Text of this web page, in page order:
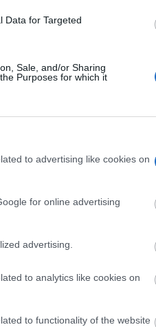
Data for Targeted
Sale, and/or Sharing
Purposes for which it
to advertising like cookies on
for online advertising
advertising.
to analytics like cookies on
to functionality of the website